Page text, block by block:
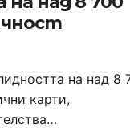
на над 8
карти,